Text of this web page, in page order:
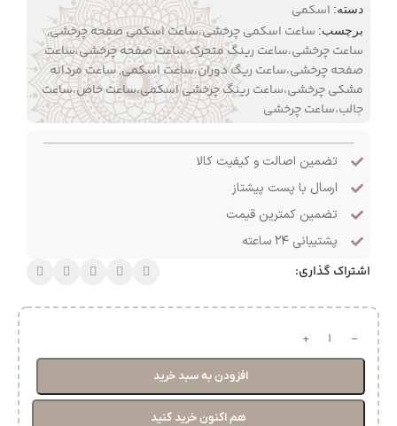
دسته: اسکمی
برچسب: ساعت اسکمی چرخشی،ساعت اسکمی صفحه چرخشی,
ساعت چرخشی،ساعت رینگ متحرک،ساعت صفحه چرخشی،ساعت
صفحه چرخشی،ساعت ریگ دوران،ساعت اسکمی,ساعت مردانه
مشکی چرخشی،ساعت رینگ چرخشی اسکمی،ساعت خاص،ساعت
جالب،ساعت چرخشی
تضمین اصالت و کیفیت کالا
ارسال با پست پیشتاز
تضمین کمترین قیمت
پشتیبانی ۲۴ ساعته
اشتراک گذاری:
افزودن به سبد خرید
هم اکنون خرید کنید